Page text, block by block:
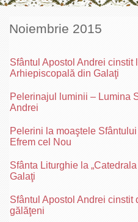
Noiembrie 2015
Sfântul Apostol Andrei cinstit
Arhiepiscopală din Galaţi
Pelerinajul luminii – Lumina
Andrei
Pelerini la moaştele
Efrem cel Nou
Sfânta Liturghie la
Galaţi
Sfântul Apostol Andrei cinstit
gălăţeni